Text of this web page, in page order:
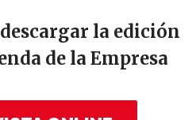
la edición
de la Empresa